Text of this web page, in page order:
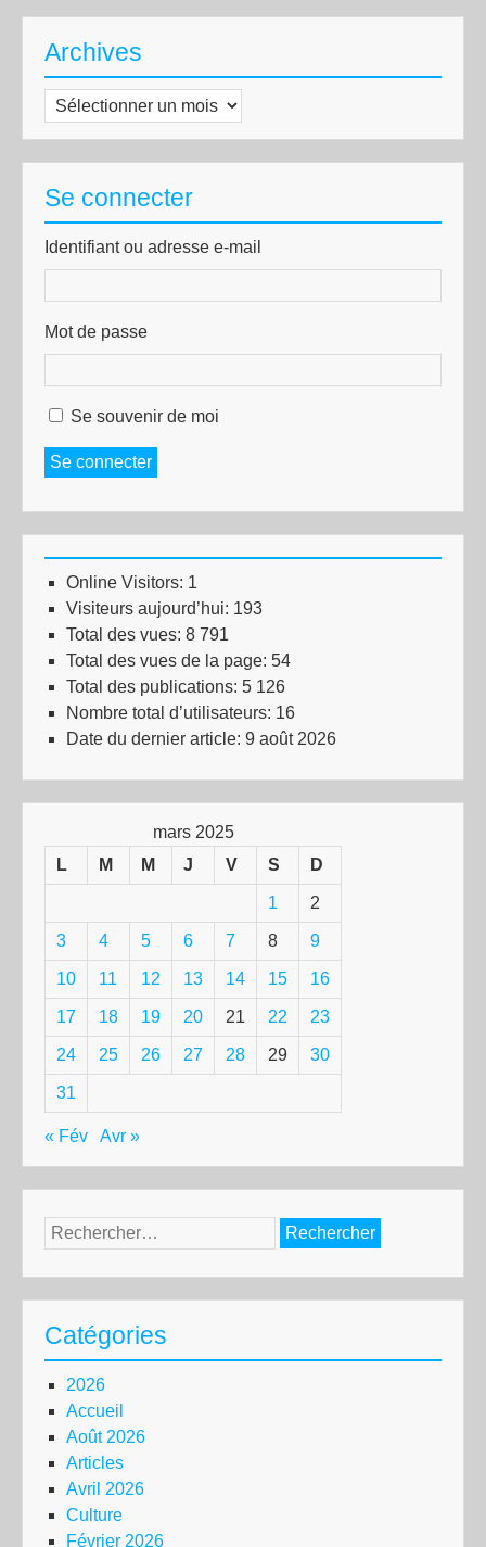
Archives
Archives
Se connecter
Identifiant ou adresse e-mail
Mot de passe
Se souvenir de moi
Se connecter
Online Visitors: 1
Visiteurs aujourd’hui: 193
Total des vues: 8 791
Total des vues de la page: 54
Total des publications: 5 126
Nombre total d’utilisateurs: 16
Date du dernier article: 9 août 2026
mars 2025
L
M M J V S D
1 2
3 4 5 6 7 8 9
10 11 12 13 14 15 16
17 18 19 20 21 22 23
24 25 26 27 28 29 30
31
« Fév Avr »
Rechercher :
Catégories
2026
Accueil
Août 2026
Articles
Avril 2026
Culture
Février 2026